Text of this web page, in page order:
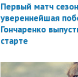
Первый матч
увереннейшая
Гончаренко
старте